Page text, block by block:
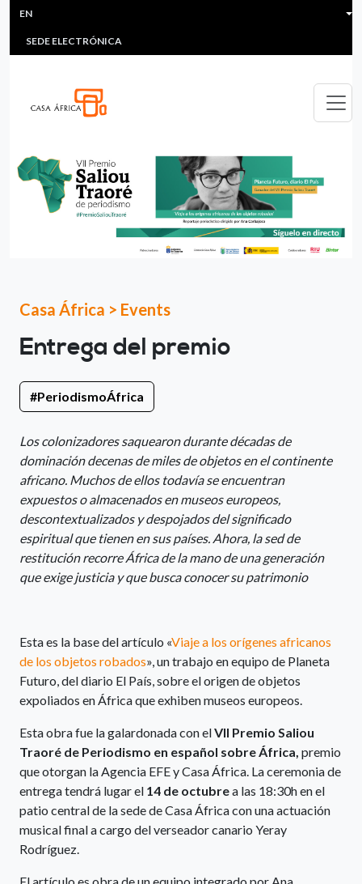
Skip to main content
HEADER MENU
MULTIMEDIA
SEDE ELECTRÓNICA
EN
Casa África > Events
Entrega del premio
#PeriodismoÁfrica
Los colonizadores saquearon durante décadas de
dominación decenas de miles de objetos en el continente
africano. Muchos de ellos todavía se encuentran
expuestos o almacenados en museos europeos,
descontextualizados y despojados del significado
espiritual que tienen en sus países. Ahora, la sed de
restitución recorre África de la mano de una generación
que exige justicia y que busca conocer su patrimonio
Esta es la base del artículo «Viaje a los orígenes africanos
de los objetos robados», un trabajo en equipo de Planeta
Futuro, del diario El País, sobre el origen de objetos
expoliados en África que exhiben museos europeos.
Esta obra fue la galardonada con elVII Premio Saliou
Traoré de Periodismo en español sobre África, premio
que otorgan la Agencia EFE y Casa África. La ceremonia de
entrega tendrá lugar el 14 de octubrea las 18:30h en el
patio central de la sede de Casa África con una actuación
musical final a cargo del verseador canario Yeray
Rodríguez.